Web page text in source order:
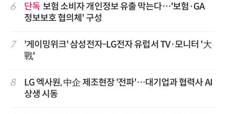
6 단독 보험 소비자 개인정보 유출 막는다…'보험·GA
정보보호 협의체' 구성
7
'게이밍위크' 삼성전자-LG전자 유럽서 TV·모니터 '大
戰'
8
LG 엑사원, 中企 제조현장 '전파'…대기업과 협력사 AI
상생 시동